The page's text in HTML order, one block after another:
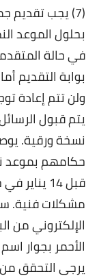
(7) يجب تقديم
في حالة
بوابة التقديم
ولن تتم إعادة
يتم قبول
نسخة ورقية.
حكامهم بموعد
قبل 14
مشكلات فنية.
الإلكتروني من
الأحمر بجوار
يرجى التحقق